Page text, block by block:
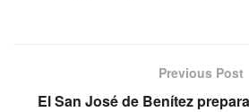
Previous Post
El San José de Benítez